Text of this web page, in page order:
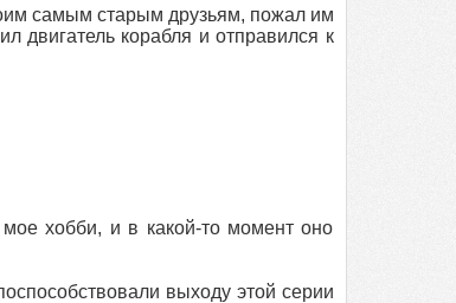
самым старым друзьям, пожал им
двигатель корабля и отправился к
хобби, и в какой-то момент оно
выходу этой серии